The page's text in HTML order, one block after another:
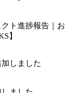
ト進捗報告｜お
】